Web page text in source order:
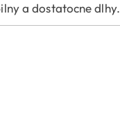
a dostatocne dlhy.